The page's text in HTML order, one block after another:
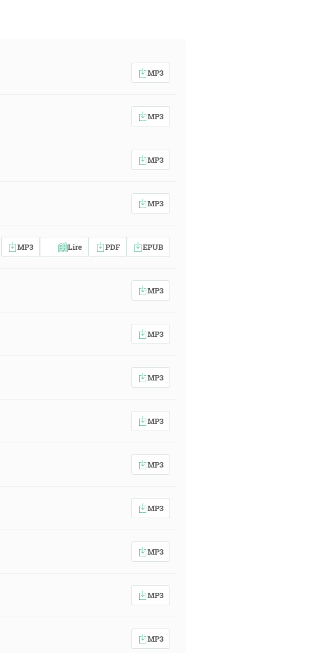
MP3
MP3
MP3
MP3
MP3 Lire PDF EPUB
MP3
MP3
MP3
MP3
MP3
MP3
MP3
MP3
MP3